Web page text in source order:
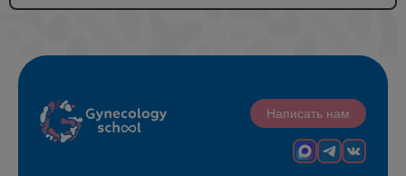
Написать нам